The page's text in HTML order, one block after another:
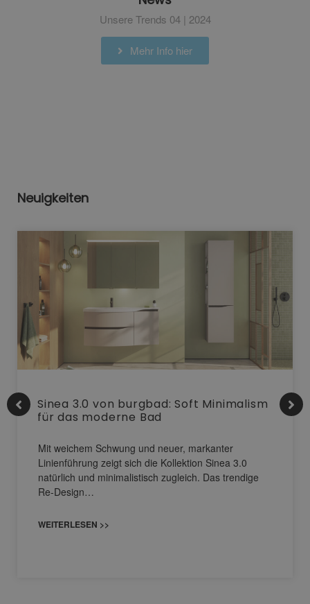
Unsere Trends 04 | 2024
Mehr Info hier
Neuigkeiten
Sinea 3.0 von burgbad: Soft Minimalism
für das moderne Bad
Mit weichem Schwung und neuer, markanter
Linienführung zeigt sich die Kollektion Sinea 3.0
natürlich und minimalistisch zugleich. Das trendige
Re-Design…
WEITERLESEN >>